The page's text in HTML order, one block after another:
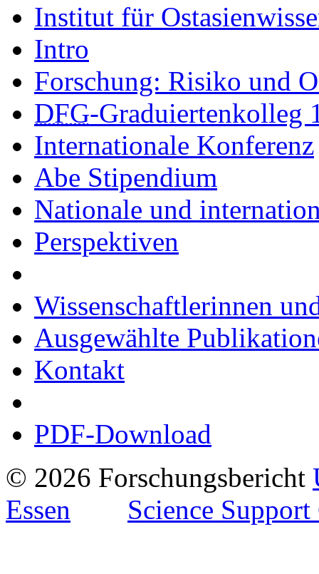
Institut für
Intro
Forschung: Risiko und
DFG-Graduiertenkolleg
Internationale Konferenz
Abe Stipendium
Nationale und
Perspektiven
Wissenschaftlerinnen
Ausgewählte
Kontakt
PDF-Download
© 2026 Forschungsbericht
Essen
Science